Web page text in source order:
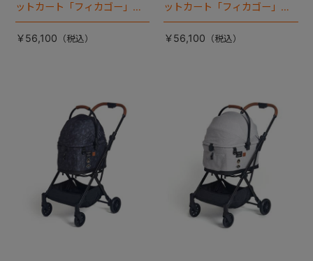
ットカート「フィカゴー」に
キャビン着脱タイプが新登
場！
￥56,100
ットカート「フィカゴー」に
キャビン着脱タイプが新登
場！
￥56,100